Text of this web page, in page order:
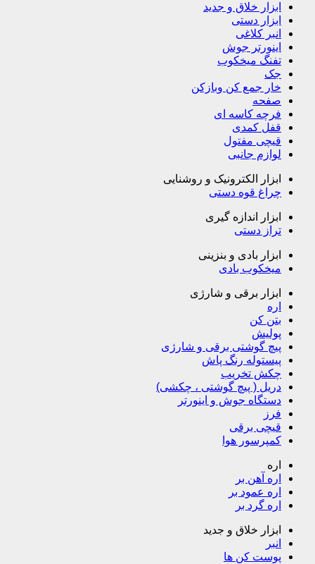
ابزار خلاق و جدید
ابزار دستی
انبر کلاغی
اینورتر جوش
تفنگ میخکوب
جک
خار جمع کن وبازکن
صفحه
فرچه کاسه ای
قفل کمدی
قیچی مفتول
لوازم جانبی
ابزار الکترونیک و روشنایی
چراغ قوه دستی
ابزار اندازه گیری
تراز دستی
ابزار بادی و بنزینی
میخکوب بادی
ابزار برقی و شارژی
اره
بتن کن
پولیش
پیچ گوشتی برقی و شارژی
پیستوله رنگ پاش
چکش تخریب
دریل ( پیچ گوشتی ، چکشی)
دستگاه جوش و اینورتر
فرز
قیچی برقی
کمپرسور هوا
اره
اره آهن بر
اره عمود بر
اره گرد بر
ابزار خلاق و جدید
انبر
پوست کن ها